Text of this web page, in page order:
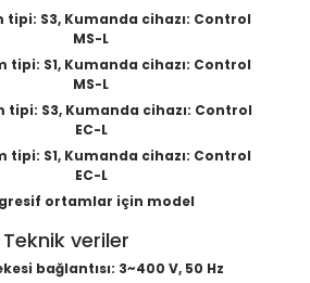
tipi: S3, Kumanda cihazı: Control
MS-L
tipi: S1, Kumanda cihazı: Control
MS-L
tipi: S3, Kumanda cihazı: Control
EC-L
tipi: S1, Kumanda cihazı: Control
EC-L
ortamlar için model
Teknik veriler
bağlantısı: 3~400 V, 50 Hz